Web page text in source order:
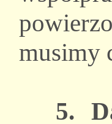
musimy
5.